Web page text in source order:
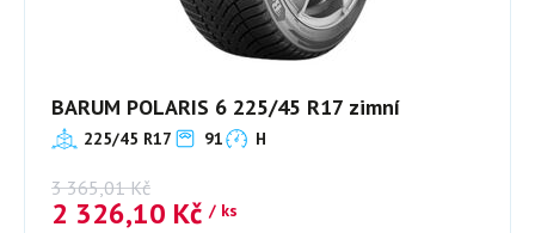
BARUM POLARIS 6 225/45 R17 zimní
225/45 R17 91 H
3 365,01 Kč
2 326,10 Kč / ks